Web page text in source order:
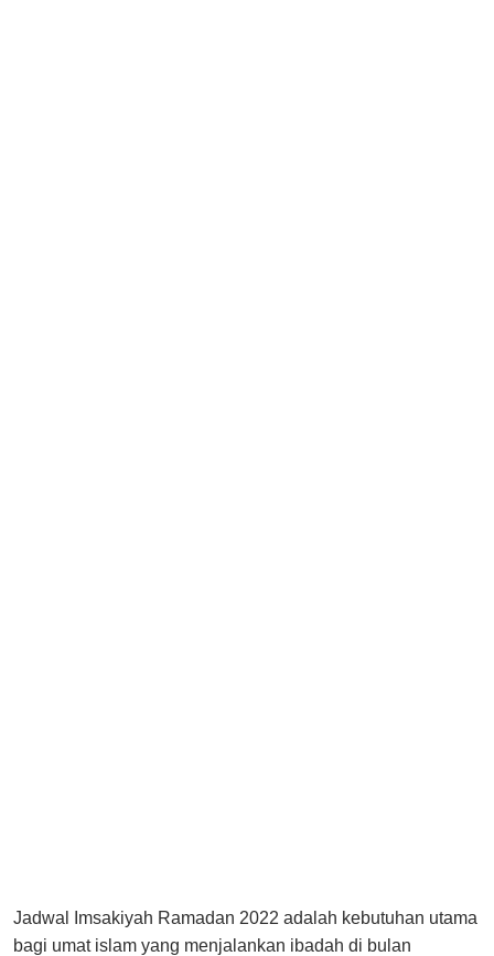
Jadwal Imsakiyah Ramadan 2022 adalah kebutuhan utama
bagi umat islam yang menjalankan ibadah di bulan